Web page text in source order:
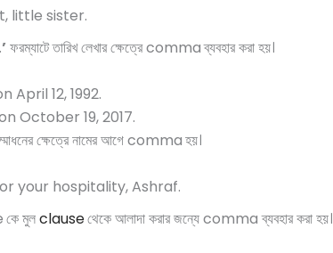
little sister.
’ফরম্যাটে তারিখ লেখার ক্ষেত্রে commaব্যবহার করা হয়।
April 12, 1992.
October 19, 2017.
ক্ষেত্রে নামের আগে commaহয়।
your hospitality, Ashraf.
কে মুলclauseথেকে আলাদা করার জন্যে comma ব্যবহার করা হয়।